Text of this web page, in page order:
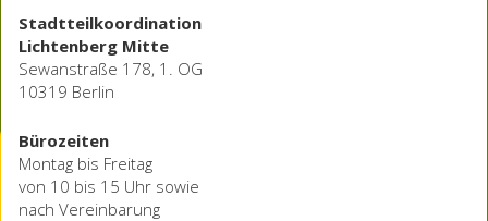
Stadtteilkoordination
Lichtenberg Mitte
Sewanstraße 178, 1. OG
10319 Berlin
Bürozeiten
Montag bis Freitag
von 10 bis 15 Uhr sowie
nach Vereinbarung